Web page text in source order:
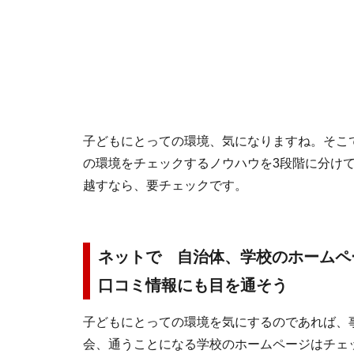
子どもにとっての環境、気になりますね。そ
の環境をチェックするノウハウを3段階に分け
越すなら、要チェックです。
ネットで 自治体、学校のホームペ
口コミ情報にも目を通そう
子どもにとっての環境を気にするのであれば、
会、通うことになる学校のホームページはチ